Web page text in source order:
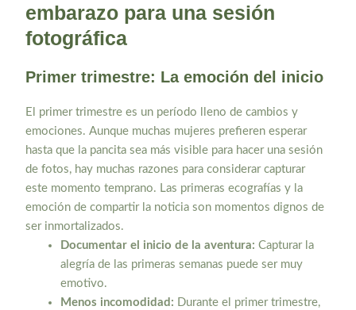
embarazo para una sesión
fotográfica
Primer trimestre: La emoción del inicio
El primer trimestre es un período lleno de cambios y
emociones. Aunque muchas mujeres prefieren esperar
hasta que la pancita sea más visible para hacer una sesión
de fotos, hay muchas razones para considerar capturar
este momento temprano. Las primeras ecografías y la
emoción de compartir la noticia son momentos dignos de
ser inmortalizados.
Documentar el inicio de la aventura: Capturar la
alegría de las primeras semanas puede ser muy
emotivo.
Menos incomodidad: Durante el primer trimestre,